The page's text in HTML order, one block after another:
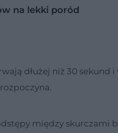
na lekki poród
dłużej niż 30 sekund
między skurczami